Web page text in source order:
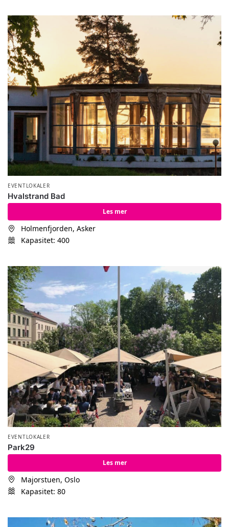
EVENTLOKALER
Hvalstrand Bad
Les mer
Holmenfjorden, Asker
Kapasitet: 400
EVENTLOKALER
Park29
Les mer
Majorstuen, Oslo
Kapasitet: 80